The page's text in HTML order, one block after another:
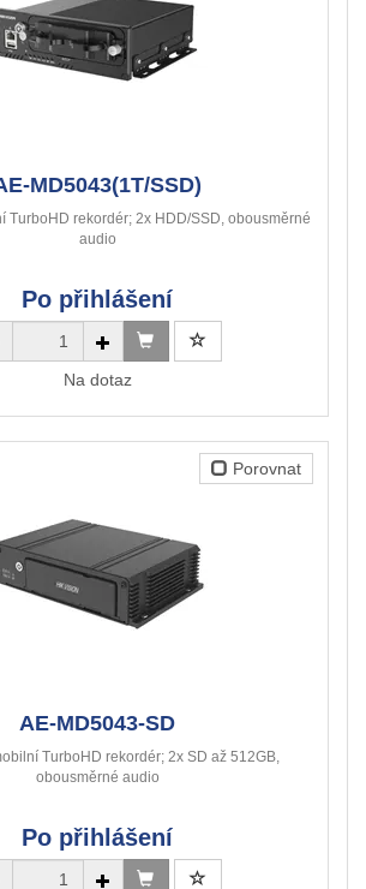
MD5043(1T/SSD)
TurboHD rekordér; 2x HDD/SSD, obousměrné
audio
Po přihlášení
Na dotaz
Porovnat
AE-MD5043-SD
TurboHD rekordér; 2x SD až 512GB,
obousměrné audio
Po přihlášení